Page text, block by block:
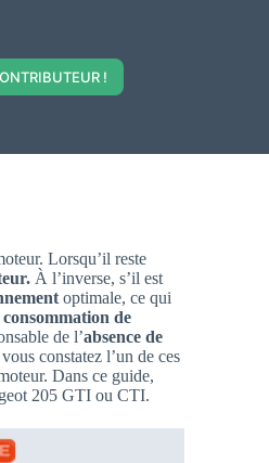
!
Lorsqu’il reste
À l’inverse, s’il est
optimale, ce qui
consommation de
de l’absence de
constatez l’un de ces
Dans ce guide,
205 GTI ou CTI.